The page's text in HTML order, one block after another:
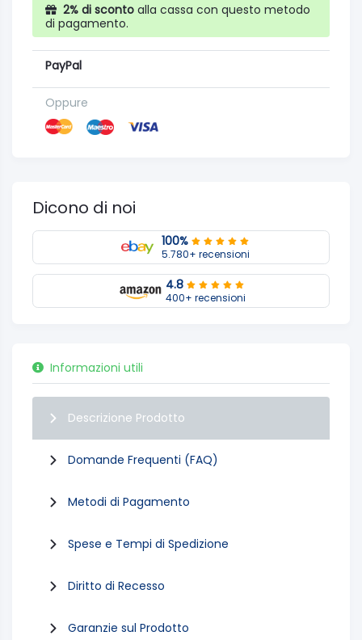
2% di sconto alla cassa con questo metodo
di pagamento.
PayPal
Oppure
Dicono di noi
100%
5.780+ recensioni
4.8
400+ recensioni
Informazioni utili
Descrizione Prodotto
Domande Frequenti (FAQ)
Metodi di Pagamento
Spese e Tempi di Spedizione
Diritto di Recesso
Garanzie sul Prodotto